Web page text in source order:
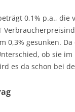
0,1% p.a.,
0,3% gesunken.
ob sie
es da schon bei